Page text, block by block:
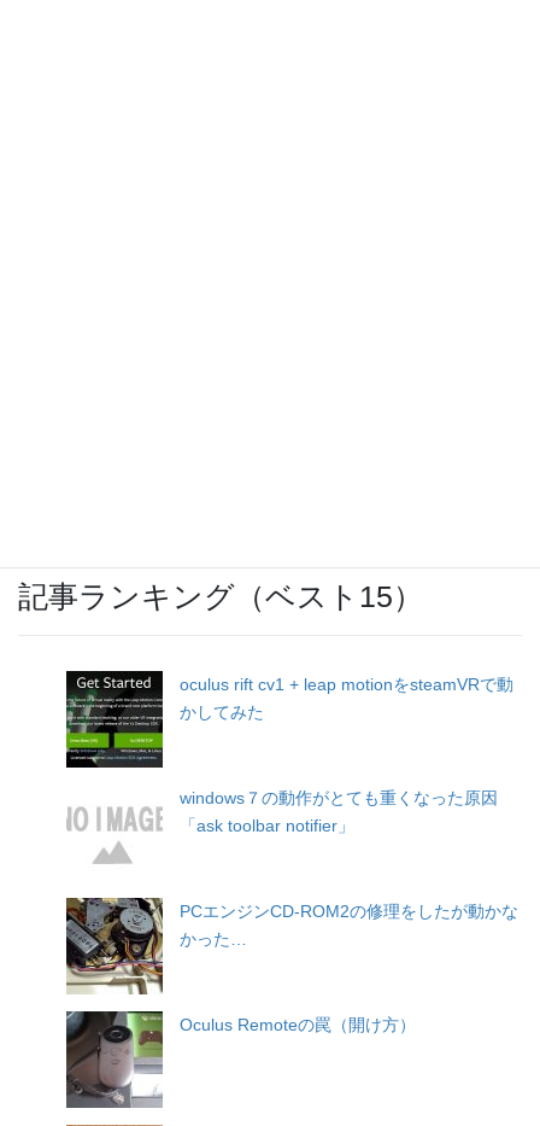
記事ランキング（ベスト15）
oculus rift cv1 + leap motionをsteamVRで動
かしてみた
windows７の動作がとても重くなった原因
「ask toolbar notifier」
PCエンジンCD-ROM2の修理をしたが動かな
かった…
Oculus Remoteの罠（開け方）